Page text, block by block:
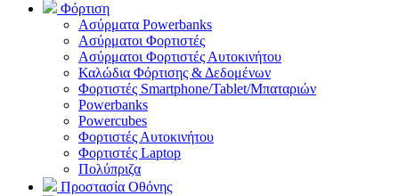
Φόρτιση
Ασύρματα Powerbanks
Aσύρματοι Φορτιστές
Ασύρματοι Φορτιστές Αυτοκινήτου
Καλώδια Φόρτισης & Δεδομένων
Φορτιστές Smartphone/Tablet/Μπαταριών
Powerbanks
Powercubes
Φορτιστές Αυτοκινήτου
Φορτιστές Laptop
Πολύπριζα
Προστασία Οθόνης